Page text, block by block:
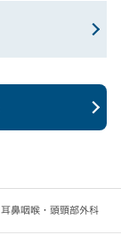
耳鼻咽喉・頭頸部外科